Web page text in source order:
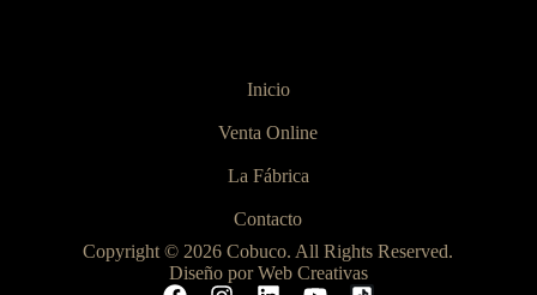
Inicio
Venta Online
La Fábrica
Contacto
Copyright © 2026 Cobuco. All Rights Reserved.
Diseño por Web Creativas